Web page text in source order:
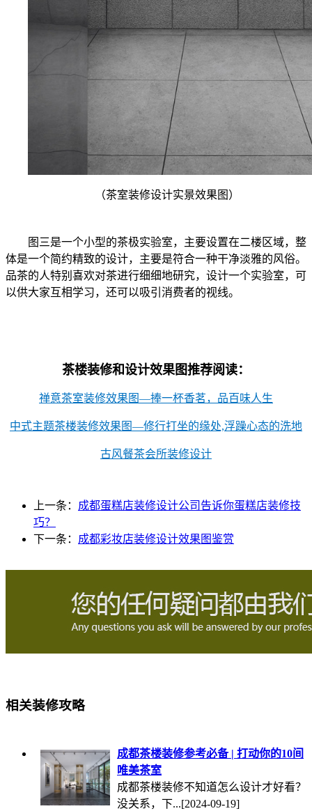
（茶室装修设计实景效果图）
图三是一个小型的茶极实验室，主要设置在二楼区域，整
体是一个简约精致的设计，主要是符合一种干净淡雅的风俗。
品茶的人特别喜欢对茶进行细细地研究，设计一个实验室，可
以供大家互相学习，还可以吸引消费者的视线。
茶楼装修和设计效果图推荐阅读：
禅意茶室装修效果图—捧一杯香茗，品百味人生
中式主题茶楼装修效果图—修行打坐的缘处,浮躁心态的洗地
古风餐茶会所装修设计
上一条： 成都蛋糕店装修设计公司告诉你蛋糕店装修技
巧？
下一条： 成都彩妆店装修设计效果图鉴赏
相关装修攻略
成都茶楼装修参考必备 | 打动你的10间
唯美茶室
成都茶楼装修​不知道怎么设计才好看？
没关系，下...[2024-09-19]